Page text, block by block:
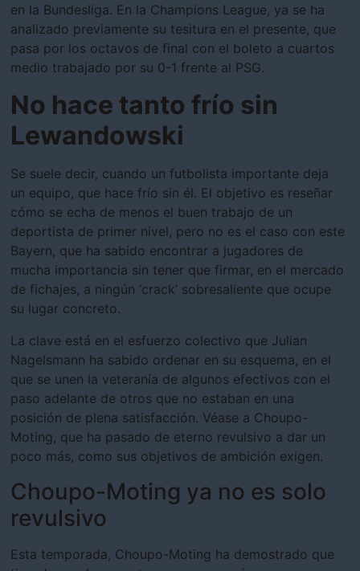
en la Bundesliga. En la Champions League, ya se ha
analizado previamente su tesitura en el presente, que
pasa por los octavos de final con el boleto a cuartos
medio trabajado por su 0-1 frente al PSG.
No hace tanto frío sin
Lewandowski
Se suele decir, cuando un futbolista importante deja
un equipo, que hace frío sin él. El objetivo es reseñar
cómo se echa de menos el buen trabajo de un
deportista de primer nivel, pero no es el caso con este
Bayern, que ha sabido encontrar a jugadores de
mucha importancia sin tener que firmar, en el mercado
de fichajes, a ningún ‘crack’ sobresaliente que ocupe
su lugar concreto.
La clave está en el esfuerzo colectivo que Julian
Nagelsmann ha sabido ordenar en su esquema, en el
que se unen la veteranía de algunos efectivos con el
paso adelante de otros que no estaban en una
posición de plena satisfacción. Véase a Choupo-
Moting, que ha pasado de eterno revulsivo a dar un
poco más, como sus objetivos de ambición exigen.
Choupo-Moting ya no es solo
revulsivo
Esta temporada, Choupo-Moting ha demostrado que